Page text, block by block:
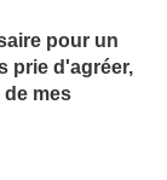
pour un
prie d'agréer,
de mes